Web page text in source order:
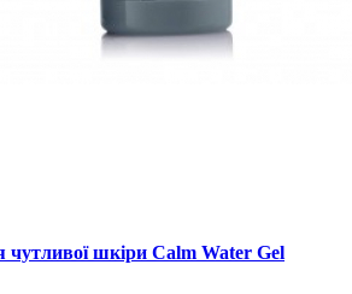
чутливої шкіри Сalm Water Gel